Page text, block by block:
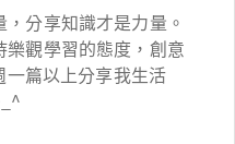
分享知識才是力量。
觀學習的態度，創意
篇以上分享我生活